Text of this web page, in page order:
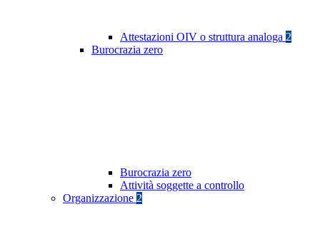
Attestazioni OIV o struttura analoga 2
Burocrazia zero
Burocrazia zero
Attività soggette a controllo
Organizzazione 2